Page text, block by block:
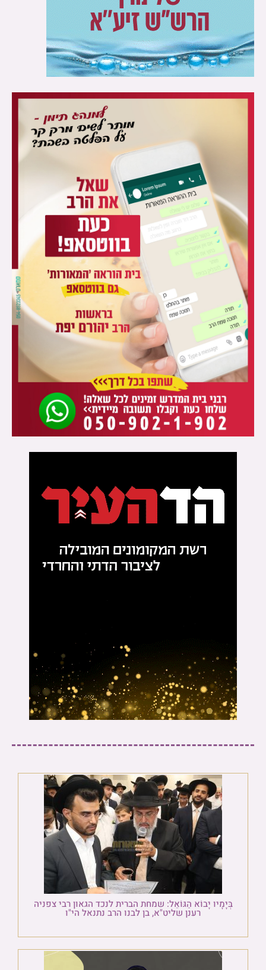
בְּיָמָיו יָבוֹא הַגּוֹאֵל: שמחת הברית לנכד הגאון רבי צפניה
רענן שליט"א, בן לבנו הרב נתנאל הי"ו